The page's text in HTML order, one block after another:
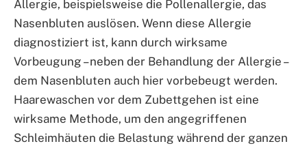
Allergie, beispielsweise die Pollenallergie, das
Nasenbluten auslösen. Wenn diese Allergie
diagnostiziert ist, kann durch wirksame
Vorbeugung – neben der Behandlung der Allergie –
dem Nasenbluten auch hier vorbebeugt werden.
Haarewaschen vor dem Zubettgehen ist eine
wirksame Methode, um den angegriffenen
Schleimhäuten die Belastung während der ganzen